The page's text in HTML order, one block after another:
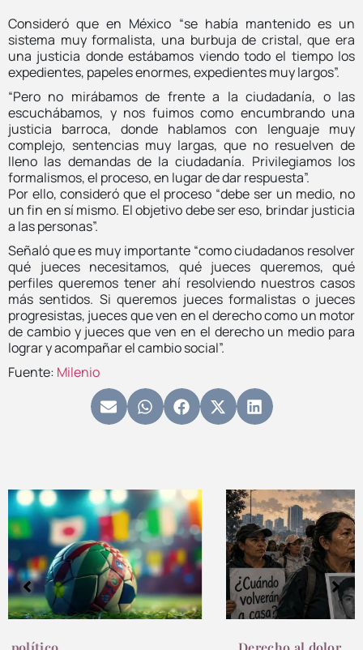
Consideró que en México “se había mantenido es un
sistema muy formalista, una burbuja de cristal, que era
una justicia donde estábamos viendo todo el tiempo los
expedientes, papeles enormes, expedientes muy largos”.
“Pero no mirábamos de frente a la ciudadanía, o las
escuchábamos, y nos fuimos como encumbrando una
justicia barroca, donde hablamos con lenguaje muy
complejo, sentencias muy largas, que no resuelven de
lleno las demandas de la ciudadanía. Privilegiamos los
formalismos, el proceso, en lugar de dar respuesta”.
Por ello, consideró que el proceso “debe ser un medio, no
un fin en sí mismo. El objetivo debe ser eso, brindar justicia
a las personas”.
Señaló que es muy importante “como ciudadanos resolver
qué jueces necesitamos, qué jueces queremos, qué
perfiles queremos tener ahí resolviendo nuestros casos
más sentidos. Si queremos jueces formalistas o jueces
progresistas, jueces que ven en el derecho como un motor
de cambio y jueces que ven en el derecho un medio para
lograr y acompañar el cambio social”.
Fuente: Milenio